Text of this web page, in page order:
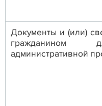
Документы и (или)
гражданином
административной